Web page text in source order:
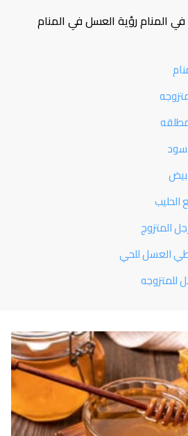
المنام رؤية العسل في المنام
المتزوج
العسل للحي
للمتزوجه